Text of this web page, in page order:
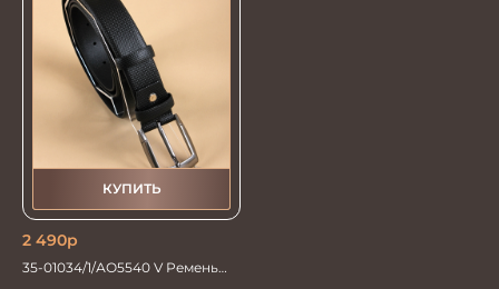
КУПИТЬ
2 490р
35-01034/1/АО5540 V Ремень